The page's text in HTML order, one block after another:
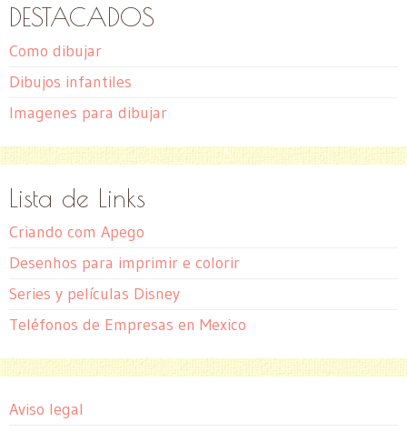
DESTACADOS
Como dibujar
Dibujos infantiles
Imagenes para dibujar
Lista de Links
Criando com Apego
Desenhos para imprimir e colorir
Series y películas Disney
Teléfonos de Empresas en Mexico
Aviso legal